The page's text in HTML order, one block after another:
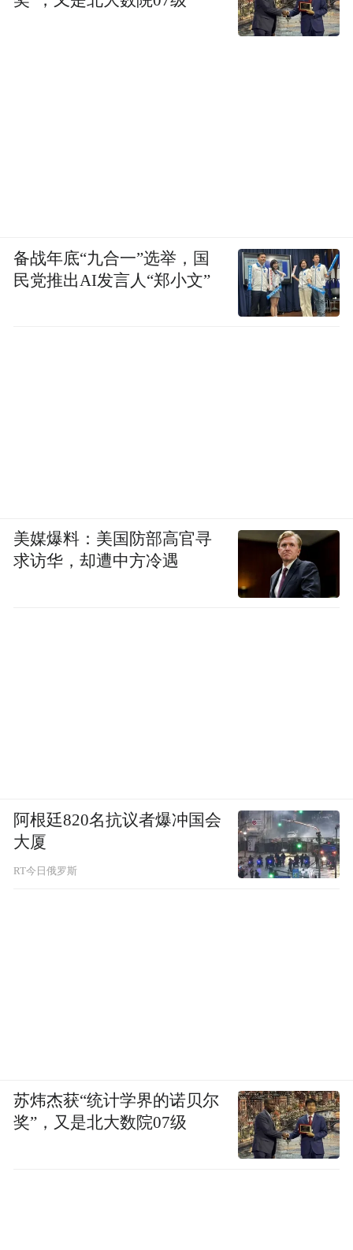
备战年底“九合一”选举，国
民党推出AI发言人“郑小文”
美媒爆料：美国防部高官寻
求访华，却遭中方冷遇
阿根廷820名抗议者爆冲国会
大厦
RT今日俄罗斯
苏炜杰获“统计学界的诺贝尔
奖”，又是北大数院07级